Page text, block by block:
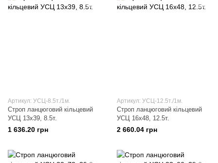
Артикул: УСЦ-8.5т./1м.
Строп ланцюговий кільцевий
УСЦ 13х39, 8.5т.
1 636.20 грн
Артикул: УСЦ-12.5т./1м.
Строп ланцюговий кільцевий
УСЦ 16х48, 12.5т.
2 660.04 грн